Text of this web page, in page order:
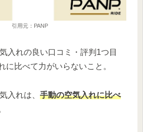
引用元：PANP
入れの良い口コミ・評判1つ目
に比べて力がいらないこと。
入れは、 手動の空気入れに比べ